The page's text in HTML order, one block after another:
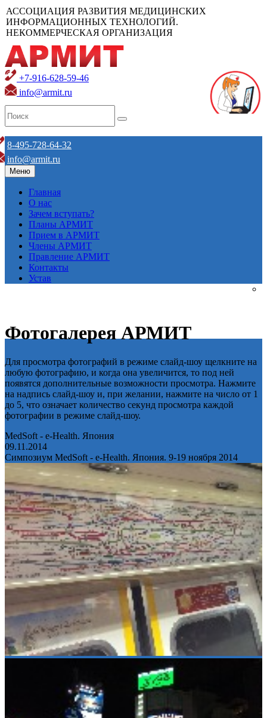
АССОЦИАЦИЯ РАЗВИТИЯ МЕДИЦИНСКИХ
ИНФОРМАЦИОННЫХ ТЕХНОЛОГИЙ.
НЕКОММЕРЧЕСКАЯ ОРГАНИЗАЦИЯ
+7-916-628-59-46
info@armit.ru
8-495-728-64-32
info@armit.ru
Меню
Главная
О нас
Зачем вступать?
Планы АРМИТ
Прием в АРМИТ
Члены АРМИТ
Правление АРМИТ
Контакты
Устав
Фотогалерея АРМИТ
Для просмотра фотографий в режиме слайд-шоу щелкните на
любую фотографию, и когда она увеличится, то под ней
появятся дополнительные возможности просмотра. Нажмите
на надпись слайд-шоу и, при желании, нажмите на число от 1
до 5, что означает количество секунд просмотра каждой
фотографии в режиме слайд-шоу.
MedSoft - e-Health. Япония
09.11.2014
Симпозиум MedSoft - e-Health. Япония. 9-19 ноября 2014